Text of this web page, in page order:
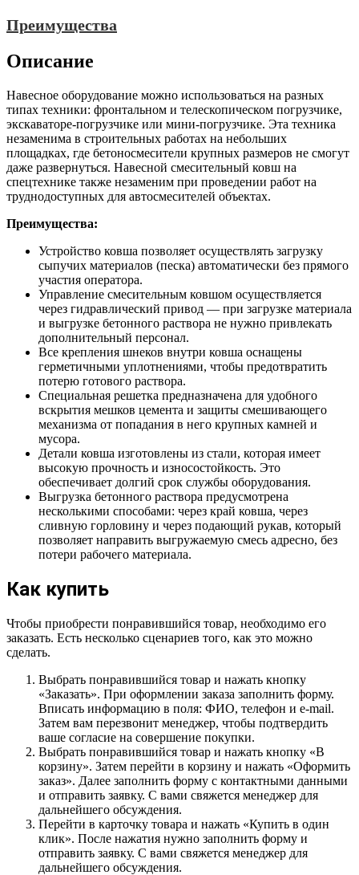
Преимущества
Описание
Навесное оборудование можно использоваться на разных
типах техники: фронтальном и телескопическом погрузчике,
экскаваторе-погрузчике или мини-погрузчике. Эта техника
незаменима в строительных работах на небольших
площадках, где бетоносмесители крупных размеров не смогут
даже развернуться. Навесной смесительный ковш на
спецтехнике также незаменим при проведении работ на
труднодоступных для автосмесителей объектах.
Преимущества:
Устройство ковша позволяет осуществлять загрузку
сыпучих материалов (песка) автоматически без прямого
участия оператора.
Управление смесительным ковшом осуществляется
через гидравлический привод — при загрузке материала
и выгрузке бетонного раствора не нужно привлекать
дополнительный персонал.
Все крепления шнеков внутри ковша оснащены
герметичными уплотнениями, чтобы предотвратить
потерю готового раствора.
Специальная решетка предназначена для удобного
вскрытия мешков цемента и защиты смешивающего
механизма от попадания в него крупных камней и
мусора.
Детали ковша изготовлены из стали, которая имеет
высокую прочность и износостойкость. Это
обеспечивает долгий срок службы оборудования.
Выгрузка бетонного раствора предусмотрена
несколькими способами: через край ковша, через
сливную горловину и через подающий рукав, который
позволяет направить выгружаемую смесь адресно, без
потери рабочего материала.
Как купить
Чтобы приобрести понравившийся товар, необходимо его
заказать. Есть несколько сценариев того, как это можно
сделать.
Выбрать понравившийся товар и нажать кнопку
«Заказать». При оформлении заказа заполнить форму.
Вписать информацию в поля: ФИО, телефон и e-mail.
Затем вам перезвонит менеджер, чтобы подтвердить
ваше согласие на совершение покупки.
Выбрать понравившийся товар и нажать кнопку «В
корзину». Затем перейти в корзину и нажать «Оформить
заказ». Далее заполнить форму с контактными данными
и отправить заявку. С вами свяжется менеджер для
дальнейшего обсуждения.
Перейти в карточку товара и нажать «Купить в один
клик». После нажатия нужно заполнить форму и
отправить заявку. С вами свяжется менеджер для
дальнейшего обсуждения.